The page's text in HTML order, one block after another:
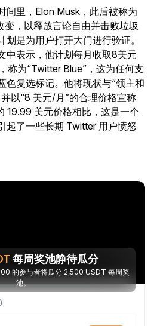
间里，Elon Musk，此后被称为
变，以释放言论自由并击败垃圾
是为用户打开大门进行验证。
中表示，他计划每月收取8美元
称为“Twitter Blue”，这为任何支
色复选标记。他将现状与“领主和
以“8 美元/月”的合理价格宣称
19.99 美元价格相比，这是一个
起了一些长期 Twitter 用户愤怒
每周奖池静待瓜分
的参与者将瓜分 2,500 USDT 每周奖
池。